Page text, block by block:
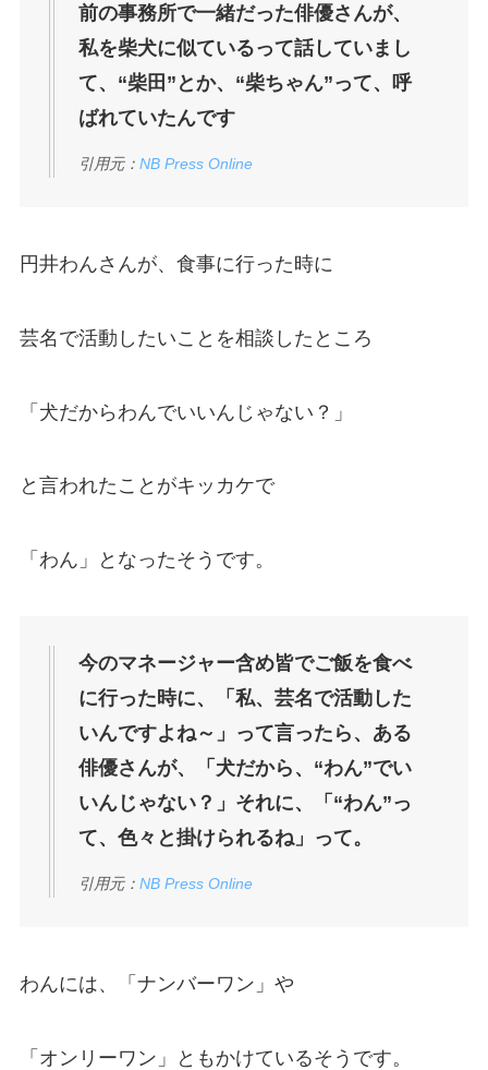
前の事務所で一緒だった俳優さんが、
私を柴犬に似ているって話していまし
て、“柴田”とか、“柴ちゃん”って、呼
ばれていたんです
引用元： NB Press Online
円井わんさんが、食事に行った時に
芸名で活動したいことを相談したところ
「犬だからわんでいいんじゃない？」
と言われたことがキッカケで
「わん」となったそうです。
今のマネージャー含め皆でご飯を食べ
に行った時に、「私、芸名で活動した
いんですよね～」って言ったら、ある
俳優さんが、「犬だから、“わん”でい
いんじゃない？」それに、「“わん”っ
て、色々と掛けられるね」って。
引用元： NB Press Online
わんには、「ナンバーワン」や
「オンリーワン」ともかけているそうです。